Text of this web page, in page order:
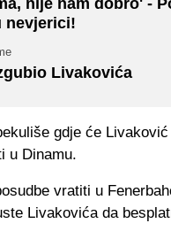
nevjerici!
Livakovića
gdje će
u Dinamu.
vratiti u
Livakovića da